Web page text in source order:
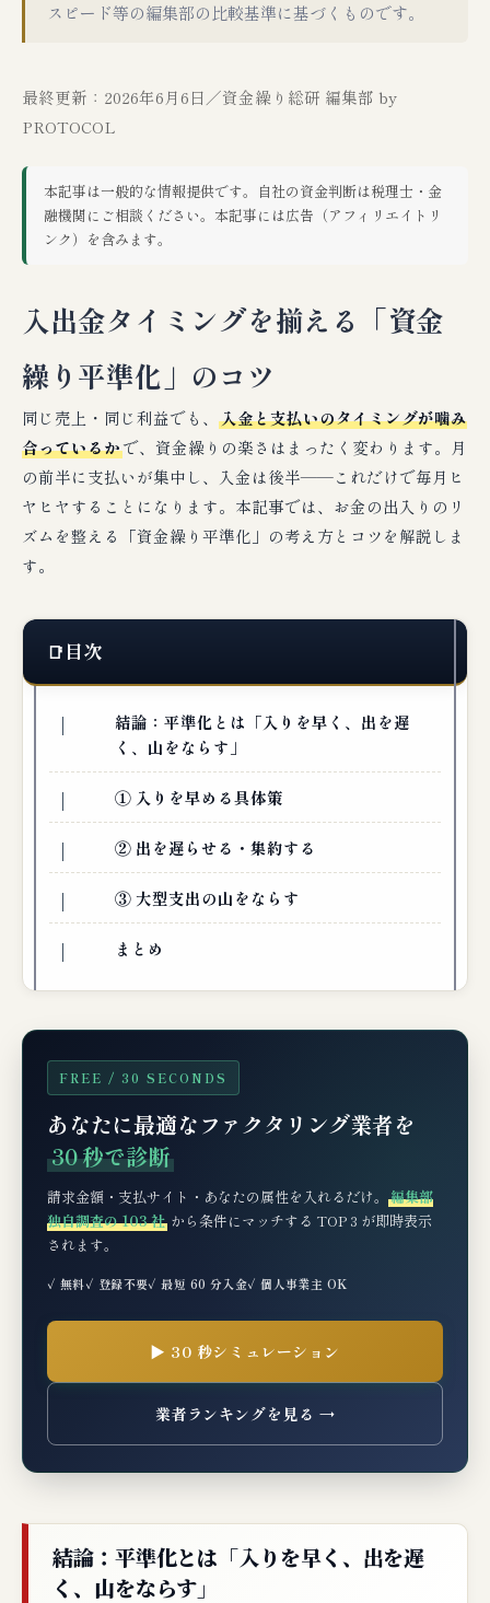
スピード等の編集部の比較基準に基づくものです。
最終更新：2026年6月6日／資金繰り総研 編集部 by
PROTOCOL
本記事は一般的な情報提供です。自社の資金判断は税理士・金
融機関にご相談ください。本記事には広告（アフィリエイトリ
ンク）を含みます。
入出金タイミングを揃える「資金
繰り平準化」のコツ
同じ売上・同じ利益でも、 入金と支払いのタイミングが噛み
合っているかで、資金繰りの楽さはまったく変わります。月
の前半に支払いが集中し、入金は後半――これだけで毎月ヒ
ヤヒヤすることになります。本記事では、お金の出入りのリ
ズムを整える「資金繰り平準化」の考え方とコツを解説しま
す。
目次
結論：平準化とは「入りを早く、出を遅
く、山をならす」
① 入りを早める具体策
② 出を遅らせる・集約する
③ 大型支出の山をならす
まとめ
FREE / 30 SECONDS
あなたに最適なファクタリング業者を
30 秒で診断
請求金額・支払サイト・あなたの属性を入れるだけ。 編集部
独自調査の 103 社 から条件にマッチする TOP 3 が即時表示
されます。
✓ 無料✓ 登録不要✓ 最短 60 分入金✓ 個人事業主 OK
▶ 30 秒シミュレーション
業者ランキングを見る →
結論：平準化とは「入りを早く、出を遅
く、山をならす」